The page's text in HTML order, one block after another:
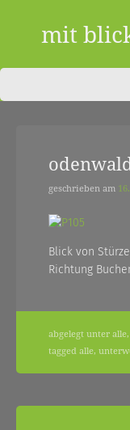
mit
blog
dem
odenwald
nebenher…
geschrieben am
Blick von
Richtung
abgelegt unter alle,
tagged alle,